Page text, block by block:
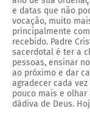
e datas que não
vocação, muito
principalmente
recebido. Padre
sacerdotal é ter a
pessoas, ensinar
ao próximo e dar
agradecer cada
pouco mais e
dádiva de Deus.